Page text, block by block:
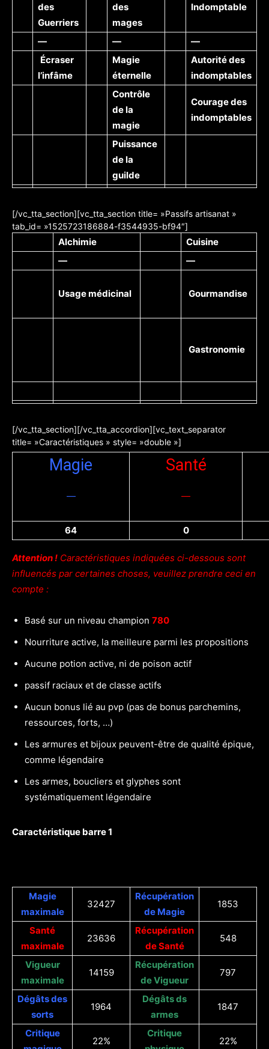
des
Guerriers
des
mages
Indomptable
— —
—
Écraser
l’infâme
Magie
éternelle
Autorité des
indomptables
Contrôle
de la
magie
Courage des
indomptables
Puissance
de la
guilde
[/vc_tta_section][vc_tta_section title= »Passifs artisanat »
tab_id= »1525723186884-f3544935-bf94″]
Alchimie
Cuisine
—
—
Usage médicinal Gourmandise
Gastronomie
[/vc_tta_section][/vc_tta_accordion][vc_text_separator
title= »Caractéristiques » style= »double »]
Magie
—
Santé
—
64 0
Attention ! Caractéristiques indiquées ci-dessous sont
influencés par certaines choses, veuillez prendre ceci en
compte :
Basé sur un niveau champion 780
Nourriture active, la meilleure parmi les propositions
Aucune potion active, ni de poison actif
passif raciaux et de classe actifs
Aucun bonus lié au pvp (pas de bonus parchemins,
ressources, forts, …)
Les armures et bijoux peuvent-être de qualité épique,
comme légendaire
Les armes, boucliers et glyphes sont
systématiquement légendaire
Caractéristique barre 1
Magie
maximale
32427
Récupération
de Magie
1853
Santé
maximale
23636
Récupération
de Santé
548
Vigueur
maximale
14159
Récupération
de Vigueur
797
Dégâts des
sorts
1964
Dégâts ds
armes
1847
Critique
22%
Critique
22%